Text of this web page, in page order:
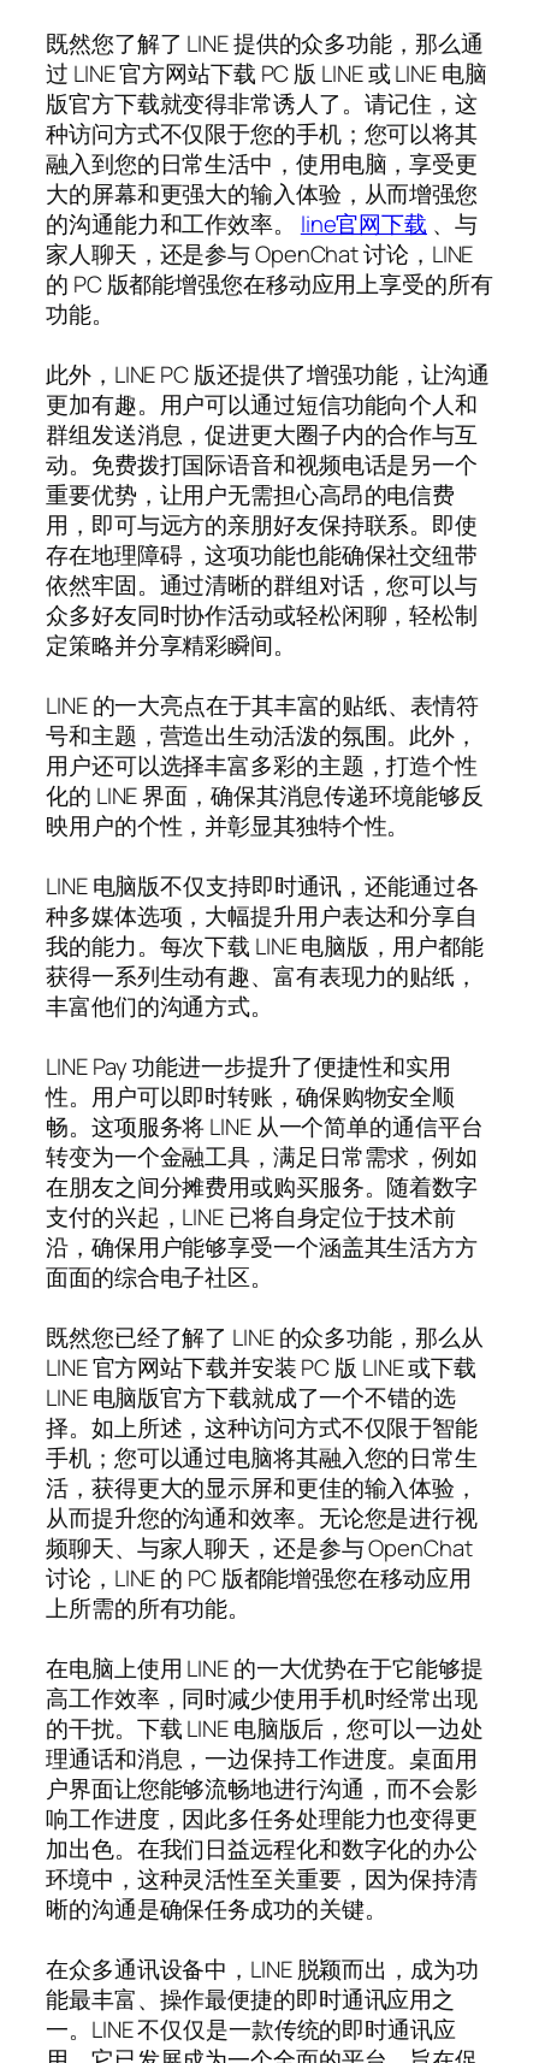
既然您了解了 LINE 提供的众多功能，那么通
过 LINE 官方网站下载 PC 版 LINE 或 LINE 电脑
版官方下载就变得非常诱人了。请记住，这
种访问方式不仅限于您的手机；您可以将其
融入到您的日常生活中，使用电脑，享受更
大的屏幕和更强大的输入体验，从而增强您
的沟通能力和工作效率。 line官网下载 、与
家人聊天，还是参与 OpenChat 讨论，LINE
的 PC 版都能增强您在移动应用上享受的所有
功能。
此外，LINE PC 版还提供了增强功能，让沟通
更加有趣。用户可以通过短信功能向个人和
群组发送消息，促进更大圈子内的合作与互
动。免费拨打国际语音和视频电话是另一个
重要优势，让用户无需担心高昂的电信费
用，即可与远方的亲朋好友保持联系。即使
存在地理障碍，这项功能也能确保社交纽带
依然牢固。通过清晰的群组对话，您可以与
众多好友同时协作活动或轻松闲聊，轻松制
定策略并分享精彩瞬间。
LINE 的一大亮点在于其丰富的贴纸、表情符
号和主题，营造出生动活泼的氛围。此外，
用户还可以选择丰富多彩的主题，打造个性
化的 LINE 界面，确保其消息传递环境能够反
映用户的个性，并彰显其独特个性。
LINE 电脑版不仅支持即时通讯，还能通过各
种多媒体选项，大幅提升用户表达和分享自
我的能力。每次下载 LINE 电脑版，用户都能
获得一系列生动有趣、富有表现力的贴纸，
丰富他们的沟通方式。
LINE Pay 功能进一步提升了便捷性和实用
性。用户可以即时转账，确保购物安全顺
畅。这项服务将 LINE 从一个简单的通信平台
转变为一个金融工具，满足日常需求，例如
在朋友之间分摊费用或购买服务。随着数字
支付的兴起，LINE 已将自身定位于技术前
沿，确保用户能够享受一个涵盖其生活方方
面面的综合电子社区。
既然您已经了解了 LINE 的众多功能，那么从
LINE 官方网站下载并安装 PC 版 LINE 或下载
LINE 电脑版官方下载就成了一个不错的选
择。如上所述，这种访问方式不仅限于智能
手机；您可以通过电脑将其融入您的日常生
活，获得更大的显示屏和更佳的输入体验，
从而提升您的沟通和效率。无论您是进行视
频聊天、与家人聊天，还是参与 OpenChat
讨论，LINE 的 PC 版都能增强您在移动应用
上所需的所有功能。
在电脑上使用 LINE 的一大优势在于它能够提
高工作效率，同时减少使用手机时经常出现
的干扰。下载 LINE 电脑版后，您可以一边处
理通话和消息，一边保持工作进度。桌面用
户界面让您能够流畅地进行沟通，而不会影
响工作进度，因此多任务处理能力也变得更
加出色。在我们日益远程化和数字化的办公
环境中，这种灵活性至关重要，因为保持清
晰的沟通是确保任务成功的关键。
在众多通讯设备中，LINE 脱颖而出，成为功
能最丰富、操作最便捷的即时通讯应用之
一。LINE 不仅仅是一款传统的即时通讯应